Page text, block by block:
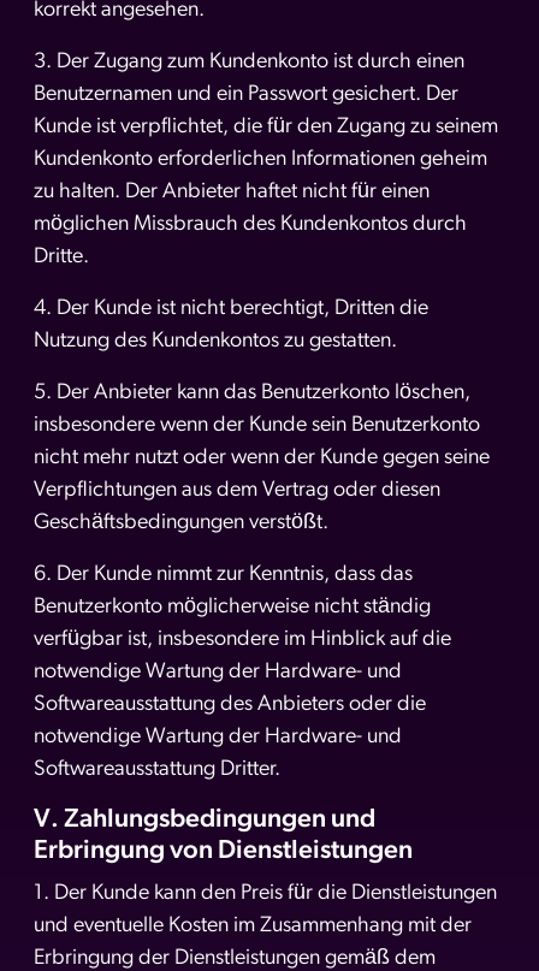
korrekt angesehen.
3. Der Zugang zum Kundenkonto ist durch einen
Benutzernamen und ein Passwort gesichert. Der
Kunde ist verpflichtet, die für den Zugang zu seinem
Kundenkonto erforderlichen Informationen geheim
zu halten. Der Anbieter haftet nicht für einen
möglichen Missbrauch des Kundenkontos durch
Dritte.
4. Der Kunde ist nicht berechtigt, Dritten die
Nutzung des Kundenkontos zu gestatten.
5. Der Anbieter kann das Benutzerkonto löschen,
insbesondere wenn der Kunde sein Benutzerkonto
nicht mehr nutzt oder wenn der Kunde gegen seine
Verpflichtungen aus dem Vertrag oder diesen
Geschäftsbedingungen verstößt.
6. Der Kunde nimmt zur Kenntnis, dass das
Benutzerkonto möglicherweise nicht ständig
verfügbar ist, insbesondere im Hinblick auf die
notwendige Wartung der Hardware- und
Softwareausstattung des Anbieters oder die
notwendige Wartung der Hardware- und
Softwareausstattung Dritter.
V. Zahlungsbedingungen und
Erbringung von Dienstleistungen
1. Der Kunde kann den Preis für die Dienstleistungen
und eventuelle Kosten im Zusammenhang mit der
Erbringung der Dienstleistungen gemäß dem